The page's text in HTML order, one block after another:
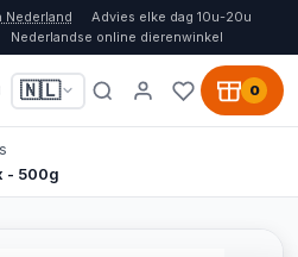
Nederland
Advies elke dag 10u-20u
Nederlandse online dierenwinkel
🇳🇱 0
- 500g